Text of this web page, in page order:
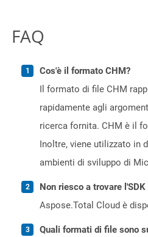
FAQ
Cos'è il formato CHM?
Il formato di file CHM
rapidamente agli
ricerca fornita. CHM è il
Inoltre, viene utilizzato in
ambienti di sviluppo di
Non riesco a trovare
Aspose.Total Cloud è
Quali formati di file sono